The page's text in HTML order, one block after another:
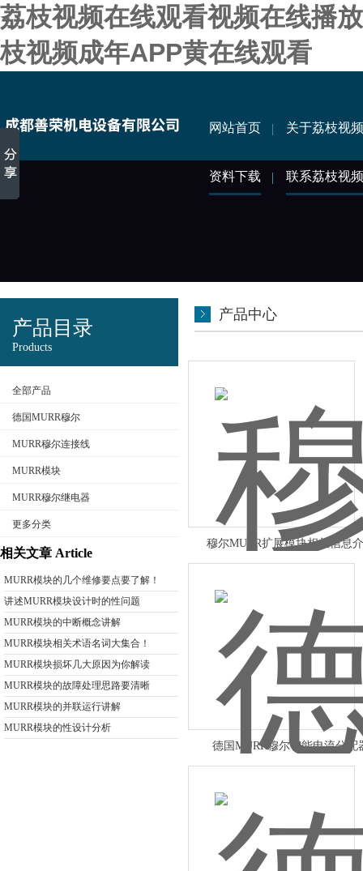
荔枝视频在线观看视频在线播
枝视频成年APP黄在线观看
网站首页 关于荔枝视
资料下载 联系荔枝视
产品目录
Products
全部产品
德国MURR穆尔
MURR穆尔连接线
MURR模块
MURR穆尔继电器
更多分类
相关文章 Article
MURR模块的几个维修要点要了解！
讲述MURR模块设计时的性问题
MURR模块的中断概念讲解
MURR模块相关术语名词大集合！
MURR模块损坏几大原因为你解读
MURR模块的故障处理思路要清晰
MURR模块的并联运行讲解
MURR模块的性设计分析
产品中心
穆尔MURR扩展模块相关信息
德国MURR穆尔智能电流分配